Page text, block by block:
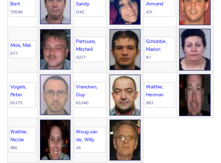
Bert
70596
Sandy
1342
Armand
431
Mols, Mat
977
Partouns,
Mitchell
5077
Schobbe,
Marion
87
Vogels,
Peter
65275
Vrancken,
Guy
65340
Walthie,
Herman
983
Walthie,
Nicole
1186
Woug van
de, Willy
26